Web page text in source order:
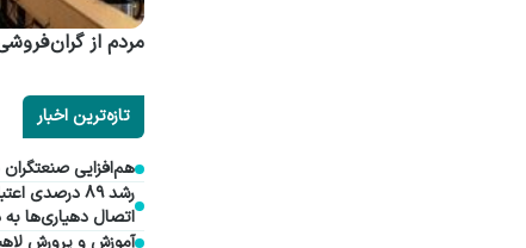
مردم از گران
تازه‌ترین اخبار
هم‌افزایی
رشد ۸۹
اتصال دهیاری‌ها
آموزش و پرورش